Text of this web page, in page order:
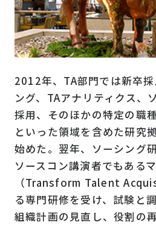
2012年、TA部門では新卒
ング、TAアナリティクス、
採用、そのほかの特定の職
といった領域を含めた研究
始めた。翌年、ソーシング
ソースコン講演者でもある
（Transform Talent
る専門研修を受け、試験と
組織計画の見直し、役割の